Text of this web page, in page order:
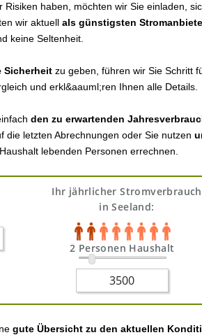
Risiken haben, möchten wir Sie einladen,
wir aktuell als günstigsten
keine Seltenheit.
Sicherheit zu geben, führen wir Sie Schritt
und erkl&aauml;ren Ihnen alle Details.
den zu erwartenden
die letzten Abrechnungen oder Sie nutzen
lebenden Personen errechnen.
Ihr jährlicher Stromverbrauch
in Seeland:
2 Personen Haushalt
gute Übersicht zu den aktuellen